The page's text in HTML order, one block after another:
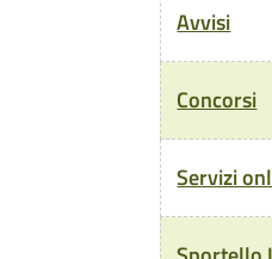
Avvisi
Concorsi
Servizi